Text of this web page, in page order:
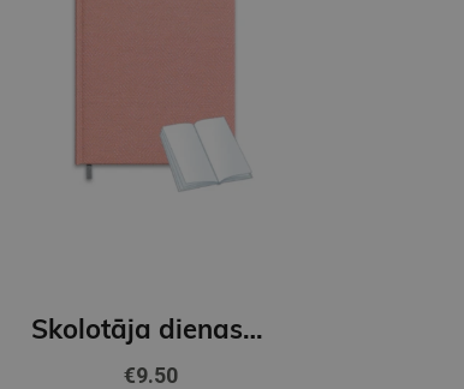
Skolotāja dienasgrāmata 26-27 iesieta (2316810000)
€9.50